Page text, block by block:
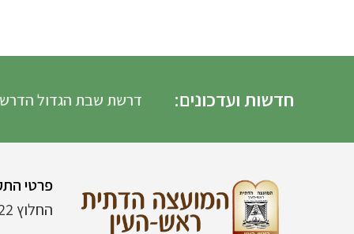
חדשות ועדכונים: דרשת שבת הגדול
פרטי
החלוץ 22 (ליד רש"י 120)